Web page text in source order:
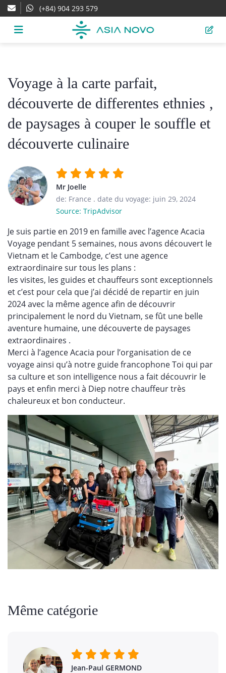
(+84) 904 293 579
Voyage à la carte parfait,
découverte de differentes ethnies ,
de paysages à couper le souffle et
découverte culinaire
Mr Joelle
de: France . date du voyage: juin 29, 2024
Source: TripAdvisor
Je suis partie en 2019 en famille avec l’agence Acacia
Voyage pendant 5 semaines, nous avons découvert le
Vietnam et le Cambodge, c’est une agence
extraordinaire sur tous les plans :
les visites, les guides et chauffeurs sont exceptionnels
et c’est pour cela que j’ai décidé de repartir en juin
2024 avec la même agence afin de découvrir
principalement le nord du Vietnam, se fût une belle
aventure humaine, une découverte de paysages
extraordinaires .
Merci à l’agence Acacia pour l’organisation de ce
voyage ainsi qu’à notre guide francophone Toi qui par
sa culture et son intelligence nous a fait découvrir le
pays et enfin merci à Diep notre chauffeur très
chaleureux et bon conducteur.
Même catégorie
Jean-Paul GERMOND